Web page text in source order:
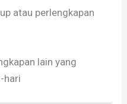
atau perlengkapan
lain yang
hari